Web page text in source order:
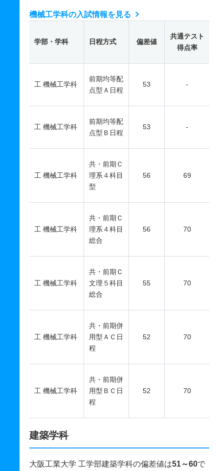
機械工学科の入試情報を見る
学部・学科 日程方式 偏差値
共通テスト
得点率
工 機械工学科
前期均等配
点型Ａ日程
53 -
工 機械工学科
前期均等配
点型Ｂ日程
53 -
工 機械工学科
共・前期Ｃ
理系４科目
型
56 69
工 機械工学科
共・前期Ｃ
理系４科目
総合
56 70
工 機械工学科
共・前期Ｃ
文理５科目
総合
55 70
工 機械工学科
共・前期併
用型ＡＣ日
程
52 70
工 機械工学科
共・前期併
用型ＢＣ日
程
52 70
建築学科
大阪工業大学 工学部建築学科の偏差値は51～60で